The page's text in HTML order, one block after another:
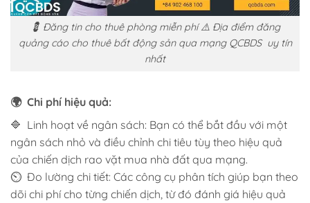
💈 Đăng tin cho thuê phòng miễn phí ⚠️ Địa điểm đăng
quảng cáo cho thuê bất động sản qua mạng QCBDS uy tín
nhất
🌍 Chi phí hiệu quả:
🔷 Linh hoạt về ngân sách: Bạn có thể bắt đầu với một
ngân sách nhỏ và điều chỉnh chi tiêu tùy theo hiệu quả
của chiến dịch rao vặt mua nhà đất qua mạng.
⏲️ Đo lường chi tiết: Các công cụ phân tích giúp bạn theo
dõi chi phí cho từng chiến dịch, từ đó đánh giá hiệu quả